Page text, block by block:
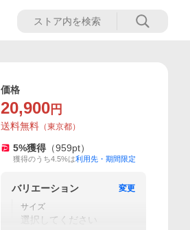
価格
20,900 円
送料無料 （東京都）
5%獲得 （959pt）
獲得のうち4.5%は利用先・期間限定
バリエーション
変更
サイズ
選択してください